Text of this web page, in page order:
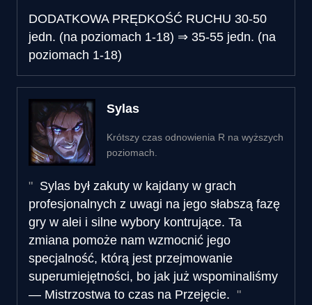
DODATKOWA PRĘDKOŚĆ RUCHU 30-50
jedn. (na poziomach 1-18) ⇒ 35-55 jedn. (na
poziomach 1-18)
Sylas
Krótszy czas odnowienia R na wyższych
poziomach.
Sylas był zakuty w kajdany w grach
profesjonalnych z uwagi na jego słabszą fazę
gry w alei i silne wybory kontrujące. Ta
zmiana pomoże nam wzmocnić jego
specjalność, którą jest przejmowanie
superumiejętności, bo jak już wspominaliśmy
— Mistrzostwa to czas na Przejęcie.